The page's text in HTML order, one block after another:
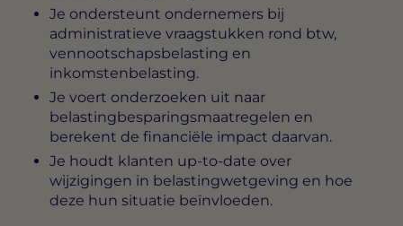
Je ondersteunt ondernemers bij
administratieve vraagstukken rond btw,
vennootschapsbelasting en
inkomstenbelasting.
Je voert onderzoeken uit naar
belastingbesparingsmaatregelen en
berekent de financiële impact daarvan.
Je houdt klanten up-to-date over
wijzigingen in belastingwetgeving en hoe
deze hun situatie beïnvloeden.